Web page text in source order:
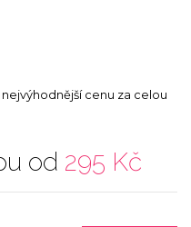
nejvýhodnější cenu za celou
od 295 Kč